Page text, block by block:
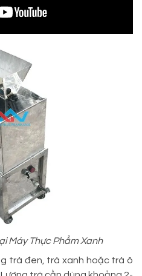
Máy Thực Phẩm Xanh
trà đen, trà xanh hoặc trà ô